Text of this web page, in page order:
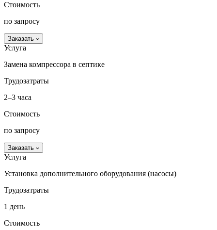
Стоимость
по запросу
Заказать
Услуга
Замена компрессора в септике
Трудозатраты
2–3 часа
Стоимость
по запросу
Заказать
Услуга
Установка дополнительного оборудования (насосы)
Трудозатраты
1 день
Стоимость